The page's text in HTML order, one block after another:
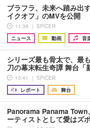
ブラフラ、未来へ踏み出
イクオフ」のMVを公開
11:39 ｜ SPICER
ニュース
動画 音
シリーズ最も骨太で、
刀の幕末転生奇譚 舞台
10:41 ｜ SPICER
レポート
舞台
Panorama Panama
ーティストとして愛はズ